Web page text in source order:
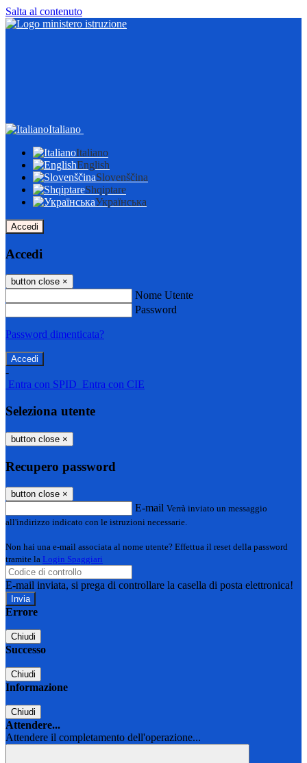
Salta al contenuto
Italiano
Italiano
English
Slovenščina
Shqiptare
Українська
Accedi
Accedi
button close ×
Nome Utente
Password
Password dimenticata?
-
Entra con SPID Entra con CIE
Seleziona utente
button close ×
Recupero password
button close ×
E-mail Verrà inviato un messaggio
all'indirizzo indicato con le istruzioni necessarie.
Non hai una e-mail associata al nome utente? Effettua il reset della password
tramite la Login Spaggiari
E-mail inviata, si prega di controllare la casella di posta elettronica!
Errore
Chiudi
Successo
Chiudi
Informazione
Chiudi
Attendere...
Attendere il completamento dell'operazione...